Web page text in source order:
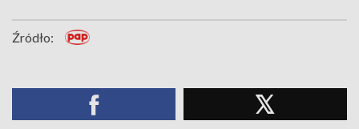
Źródło: